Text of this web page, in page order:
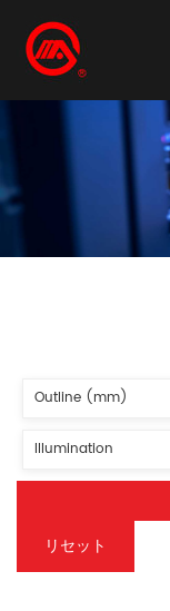
リセット